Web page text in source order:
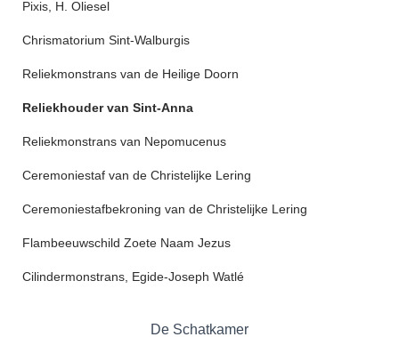
Pixis, H. Oliesel
Chrismatorium Sint-Walburgis
Reliekmonstrans van de Heilige Doorn
Reliekhouder van Sint-Anna
Reliekmonstrans van Nepomucenus
Ceremoniestaf van de Christelijke Lering
Ceremoniestafbekroning van de Christelijke Lering
Flambeeuwschild Zoete Naam Jezus
Cilindermonstrans, Egide-Joseph Watlé
De Schatkamer